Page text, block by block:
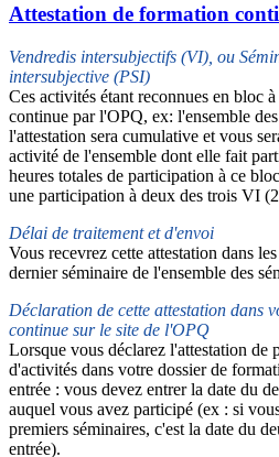
Attestation de formation
Vendredis intersubjectifs (VI), ou
intersubjective (PSI)
Ces activités étant reconnues en bloc
continue par l'OPQ, ex: l'ensemble
l'attestation sera cumulative et vous
activité de l'ensemble dont elle fait
heures totales de participation à ce
une participation à deux des trois VI
Délai de traitement et d'envoi
Vous recevrez cette attestation dans
dernier séminaire de l'ensemble des
Déclaration de cette attestation dans
continue sur le site de l'OPQ
Lorsque vous déclarez l'attestation de
d'activités dans votre dossier de
entrée : vous devez entrer la date du
auquel vous avez participé (ex : si
premiers séminaires, c'est la date du
entrée).